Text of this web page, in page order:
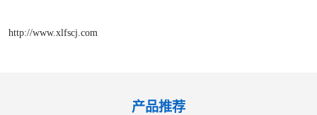
http://www.xlfscj.com
产品推荐